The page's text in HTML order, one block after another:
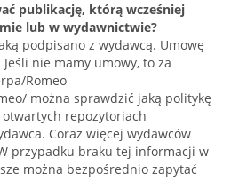
publikację, którą wcześniej
lub w wydawnictwie?
podpisano z wydawcą. Umowę
nie mamy umowy, to za
Romeo
można sprawdzić jaką politykę
repozytoriach
Coraz więcej wydawców
przypadku braku tej informacji w
można bezpośrednio zapytać